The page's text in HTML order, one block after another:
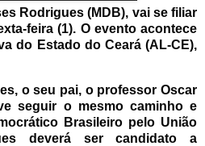
Rodrigues (MDB), vai se filiar
feira (1). O evento acontece
do Estado do Ceará (AL-CE),
o seu pai, o professor Oscar
seguir o mesmo caminho e
Brasileiro pelo União
deverá ser candidato a